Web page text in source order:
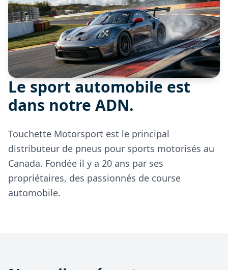
Le sport automobile est
dans notre ADN.
Touchette Motorsport est le principal
distributeur de pneus pour sports motorisés au
Canada. Fondée il y a 20 ans par ses
propriétaires, des passionnés de course
automobile.